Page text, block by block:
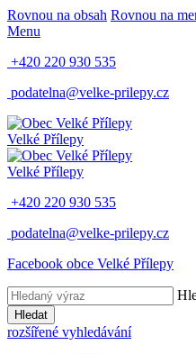
Rovnou na obsah Rovnou na
Menu
+420 220 930 535
podatelna@velke-prilepy.cz
Velké Přílepy
Velké Přílepy
+420 220 930 535
podatelna@velke-prilepy.cz
Facebook obce Velké Přílepy
Hledat
rozšířené vyhledávání